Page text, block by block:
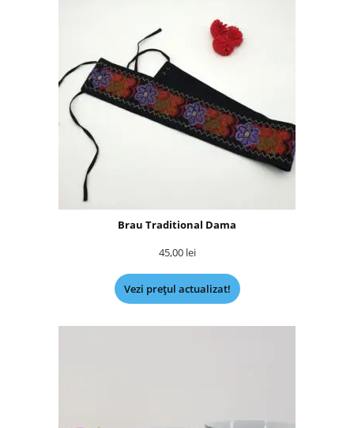
Brau Traditional Dama
45,00 lei
Vezi prețul actualizat!